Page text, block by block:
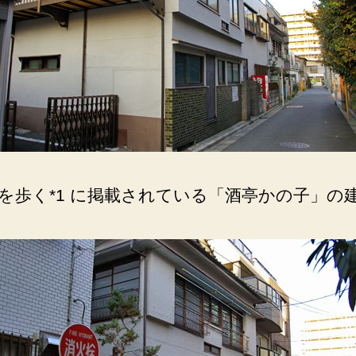
つ
旅
館
風
の
建
物。
歩く*1 に掲載されている「酒亭かの子」の